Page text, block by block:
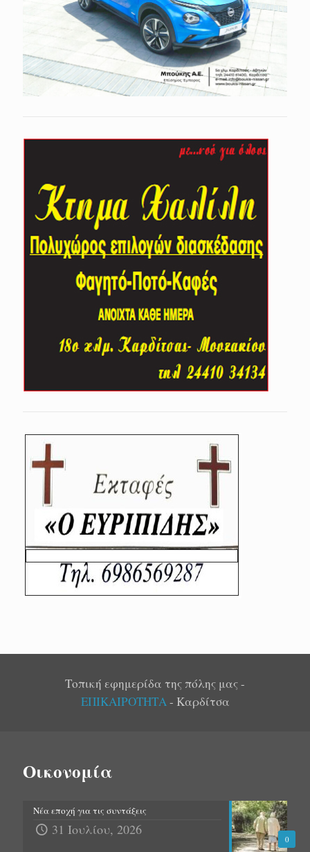
Τοπική εφημερίδα της πόλης μας -
ΕΠΙΚΑΙΡΟΤΗΤΑ - Καρδίτσα
Οικονομία
0
Νέα εποχή για τις συντάξεις
31 Ιουλίου, 2026